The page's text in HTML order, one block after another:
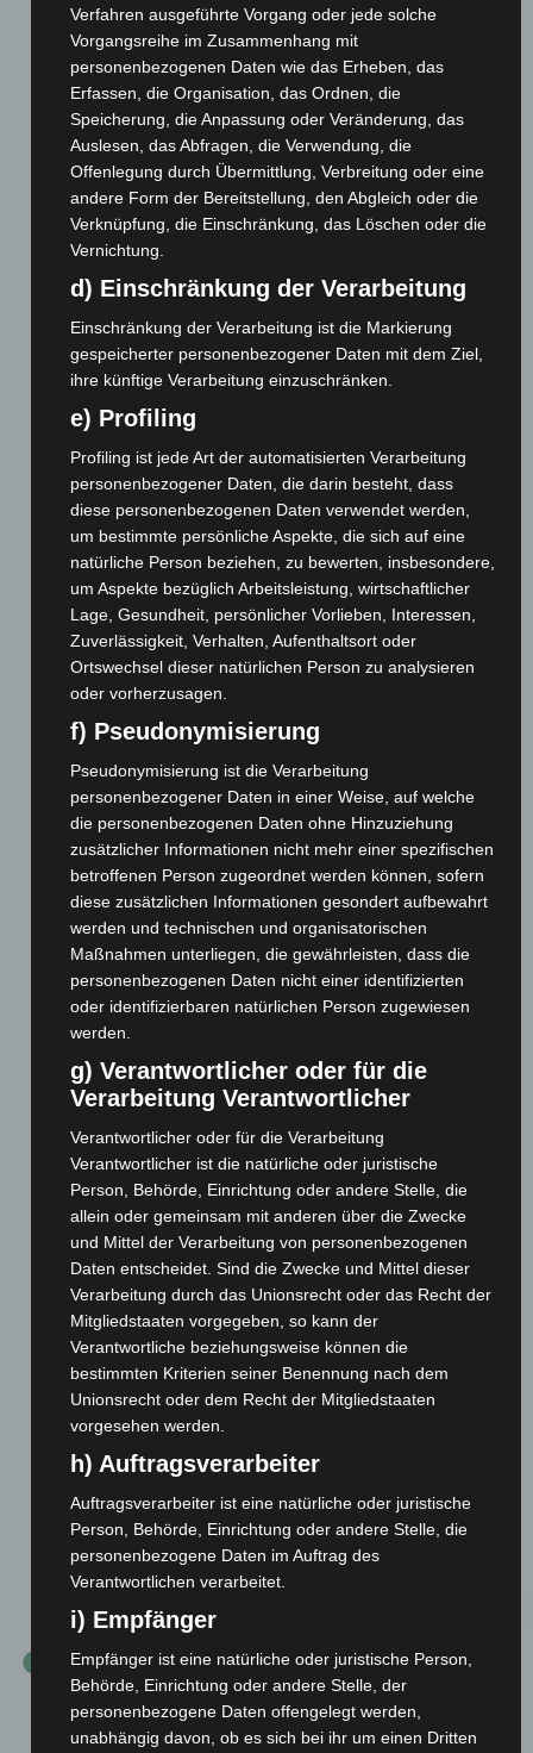
Abteilungsleiter /
Öffentlichkeitsarbeit
Tobias Waldheuer
abteilungsleitung@handb
all-ailingen.de
ailingen.de
2. Abteilungsleiter /
Veranstaltungen
Dominik Huber
abteilungsleitung2@hand
ball-ailingen.de
l-ailingen.de
Geschäftsführer /
Joachim Sagawe
geschaeft@handball-
ailingen.de
Marco
Schube kasse@handball-
ailingen.de
Schriftführerin
Diedrich schrift@handball
-ailingen.de
stellv.Jugendleiter
Max
Erberjugend@handball-
ailingen.de
HISTORIE
Juni 1960
Betriebssportgemeinschaft
Innerhalb der Schwarzwälder Apparate-Bau-
Verfahren ausgeführte Vorgang oder jede solche
Vorgangsreihe im Zusammenhang mit
personenbezogenen Daten wie das Erheben, das
Erfassen, die Organisation, das Ordnen, die
Speicherung, die Anpassung oder Veränderung, das
Auslesen, das Abfragen, die Verwendung, die
Offenlegung durch Übermittlung, Verbreitung oder eine
andere Form der Bereitstellung, den Abgleich oder die
Verknüpfung, die Einschränkung, das Löschen oder die
Vernichtung.
d) Einschränkung der Verarbeitung
Einschränkung der Verarbeitung ist die Markierung
gespeicherter personenbezogener Daten mit dem Ziel,
ihre künftige Verarbeitung einzuschränken.
e) Profiling
Profiling ist jede Art der automatisierten Verarbeitung
personenbezogener Daten, die darin besteht, dass
diese personenbezogenen Daten verwendet werden,
um bestimmte persönliche Aspekte, die sich auf eine
natürliche Person beziehen, zu bewerten, insbesondere,
um Aspekte bezüglich Arbeitsleistung, wirtschaftlicher
Lage, Gesundheit, persönlicher Vorlieben, Interessen,
Zuverlässigkeit, Verhalten, Aufenthaltsort oder
Ortswechsel dieser natürlichen Person zu analysieren
oder vorherzusagen.
f) Pseudonymisierung
Pseudonymisierung ist die Verarbeitung
personenbezogener Daten in einer Weise, auf welche
die personenbezogenen Daten ohne Hinzuziehung
zusätzlicher Informationen nicht mehr einer spezifischen
betroffenen Person zugeordnet werden können, sofern
diese zusätzlichen Informationen gesondert aufbewahrt
werden und technischen und organisatorischen
Maßnahmen unterliegen, die gewährleisten, dass die
personenbezogenen Daten nicht einer identifizierten
oder identifizierbaren natürlichen Person zugewiesen
werden.
g) Verantwortlicher oder für die
Verarbeitung Verantwortlicher
Verantwortlicher oder für die Verarbeitung
Verantwortlicher ist die natürliche oder juristische
Person, Behörde, Einrichtung oder andere Stelle, die
allein oder gemeinsam mit anderen über die Zwecke
und Mittel der Verarbeitung von personenbezogenen
Daten entscheidet. Sind die Zwecke und Mittel dieser
Verarbeitung durch das Unionsrecht oder das Recht der
Mitgliedstaaten vorgegeben, so kann der
Verantwortliche beziehungsweise können die
bestimmten Kriterien seiner Benennung nach dem
Unionsrecht oder dem Recht der Mitgliedstaaten
vorgesehen werden.
h) Auftragsverarbeiter
Auftragsverarbeiter ist eine natürliche oder juristische
Person, Behörde, Einrichtung oder andere Stelle, die
personenbezogene Daten im Auftrag des
Verantwortlichen verarbeitet.
i) Empfänger
Empfänger ist eine natürliche oder juristische Person,
Behörde, Einrichtung oder andere Stelle, der
personenbezogene Daten offengelegt werden,
unabhängig davon, ob es sich bei ihr um einen Dritten